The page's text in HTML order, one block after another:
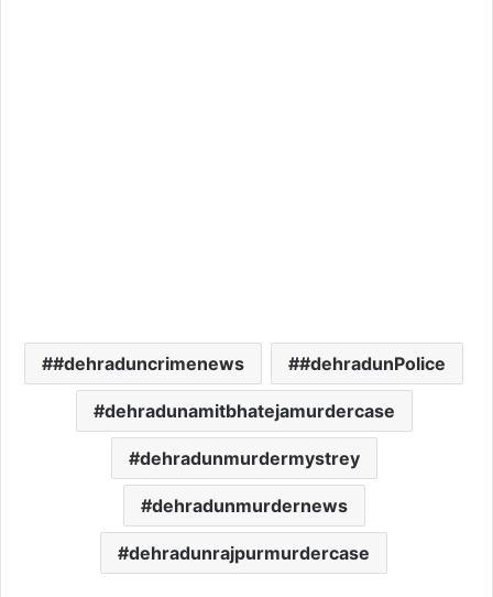
#dehraduncrimenews #dehradunPolice
dehradunamitbhatejamurdercase
dehradunmurdermystrey
dehradunmurdernews
dehradunrajpurmurdercase